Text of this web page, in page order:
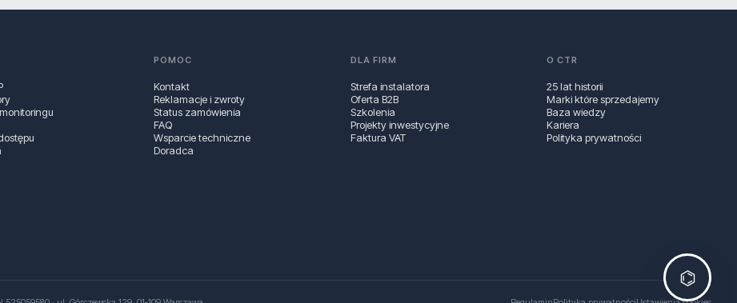
POMOC
Kontakt
Reklamacje i zwroty
Status zamówienia
FAQ
Wsparcie techniczne
Doradca
DLA FIRM
Strefa instalatora
Oferta B2B
Szkolenia
Projekty inwestycyjne
Faktura VAT
O CTR
25 lat historii
Marki które sprzedajemy
Baza wiedzy
Kariera
Polityka prywatności
⌬